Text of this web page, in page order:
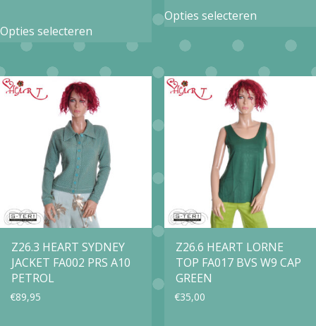
Opties selecteren
product
heeft
meerdere
variaties.
Deze
optie
kan
gekozen
worden
op
de
productpagina
Opties selecteren
meerdere
variaties.
Deze
optie
kan
gekozen
worden
op
de
Z26.3 HEART SYDNEY
JACKET FA002 PRS A10
PETROL
€89,95
Z26.6 HEART LORNE
TOP FA017 BVS W9 CAP
GREEN
€35,00